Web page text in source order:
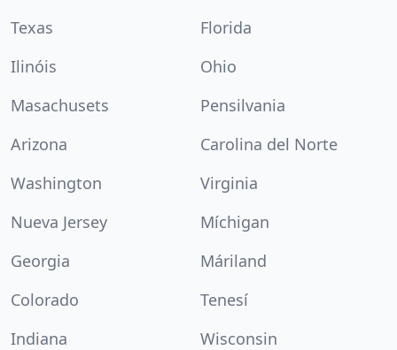
Texas
Florida
Ilinóis
Ohio
Masachusets
Pensilvania
Arizona
Carolina del Norte
Washington
Virginia
Nueva Jersey
Míchigan
Georgia
Máriland
Colorado
Tenesí
Indiana
Wisconsin